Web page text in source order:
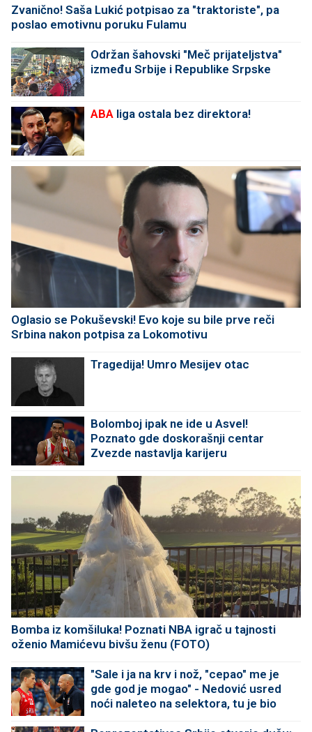
Zvanično! Saša Lukić potpisao za "traktoriste", pa
poslao emotivnu poruku Fulamu
Održan šahovski "Meč prijateljstva"
između Srbije i Republike Srpske
ABA liga ostala bez direktora!
Oglasio se Pokuševski! Evo koje su bile prve reči
Srbina nakon potpisa za Lokomotivu
Tragedija! Umro Mesijev otac
Bolomboj ipak ne ide u Asvel!
Poznato gde doskorašnji centar
Zvezde nastavlja karijeru
Bomba iz komšiluka! Poznati NBA igrač u tajnosti
oženio Mamićevu bivšu ženu (FOTO)
"Sale i ja na krv i nož, "cepao" me je
gde god je mogao" - Nedović usred
noći naleteo na selektora, tu je bio